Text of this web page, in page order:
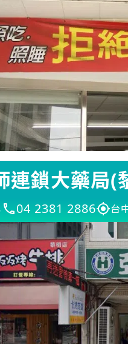
連鎖大藥局(
04 2381 2886 台